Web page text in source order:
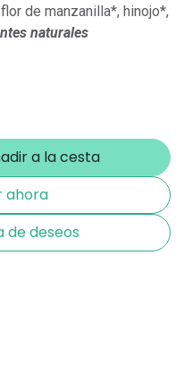
de manzanilla*, hinojo*,
naturales
a la cesta
ahora
de deseos